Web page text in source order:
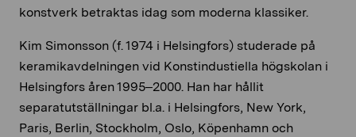
konstverk betraktas idag som moderna klassiker.
Kim Simonsson (f. 1974 i Helsingfors) studerade på
keramikavdelningen vid Konstindustiella högskolan i
Helsingfors åren 1995–2000. Han har hållit
separatutställningar bl.a. i Helsingfors, New York,
Paris, Berlin, Stockholm, Oslo, Köpenhamn och